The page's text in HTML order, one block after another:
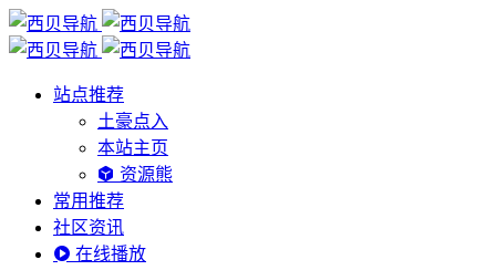
站点推荐
土豪点入
本站主页
资源熊
常用推荐
社区资讯
在线播放